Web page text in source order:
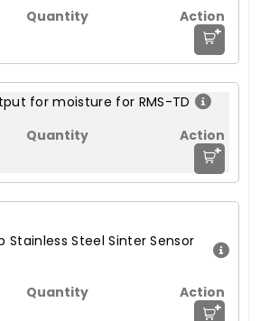
+
for moisture for RMS-TD
+
Stainless Steel Sinter Sensor
+